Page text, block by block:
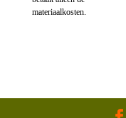
materiaalkosten.